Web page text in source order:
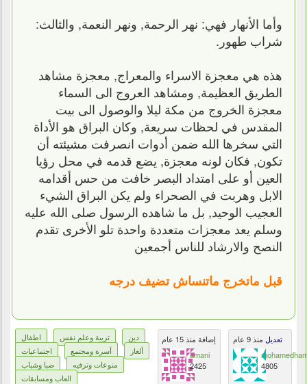
وأما الأنهار فهي: نهر الرحمة, ونهر النعمة, والثالث:
شراب طهور.
هذه هي معجزة الاسراء والمعراج, معجزة مشاهد
الطريق العظيمة, ومشاهد العروج الى السماء
معجزة الخروج من مكة ليلا والوصول الى بيت
المقدس في لحظات سريعة, وكان البراق هو الأداة
التي سخرها الله ضمن أدوات انصرفت مشيئته أن
تكون, فكان لونه معجزة, يضع قدمه في محل رؤيا
العين أو على امتداد البصر خافت من حس أقدامه
الابل وهربت في الصحراء ولم يكن البراق الشيء
العجيب الوحيد, بل ما شاهده الرسول صلى الله عليه
وسلم يعد معجزات متعددة واحدة تلو الأخرى تقدم
النصح والارشاد للناس أجمعين
قبل ماتخرج ماتنساش تضيف درجه
دين تربية وعلم نفس
اطفال
ألغاز
أسرة ومجتمع
اجتماعيات
منوعات وترفيه
صبا وشباب
العاب ومسابقات
إضافة منذ 15 عام
amani
2425
تعديل منذ 9 عام
4805